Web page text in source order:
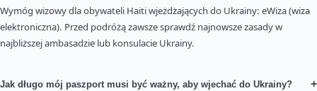
Wymóg wizowy dla obywateli Haiti wjeżdżających do Ukrainy: eWiza (wiza
elektroniczna). Przed podróżą zawsze sprawdź najnowsze zasady w
najbliższej ambasadzie lub konsulacie Ukrainy.
Jak długo mój paszport musi być ważny, aby wjechać do Ukrainy? +